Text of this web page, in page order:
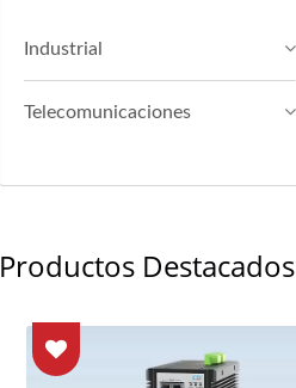
Industrial
Telecomunicaciones
Productos Destacados